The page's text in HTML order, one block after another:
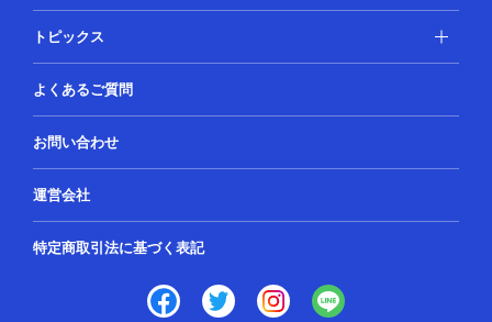
トピックス
よくあるご質問
お問い合わせ
運営会社
特定商取引法に基づく表記